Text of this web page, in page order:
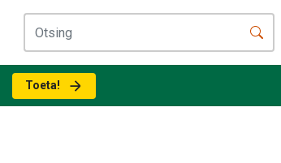
Toeta!